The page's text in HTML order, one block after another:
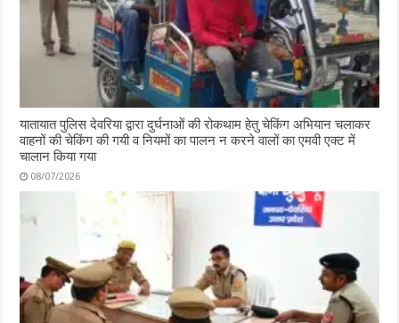
यातायात पुलिस देवरिया द्वारा दुर्घनाओं की रोकथाम हेतु चेकिंग अभियान चलाकर
वाहनों की चेकिंग की गयी व नियमों का पालन न करने वालों का एमवी एक्ट में
चालान किया गया
08/07/2026